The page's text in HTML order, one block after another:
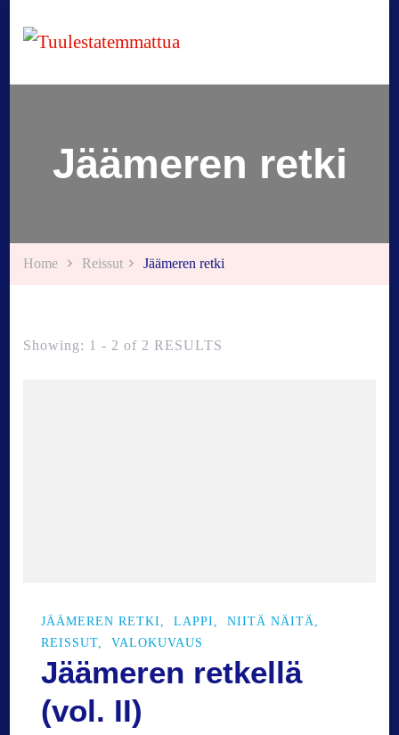
Tuulestatemmattua
Jäämeren retki
Home Reissut Jäämeren retki
Showing: 1 - 2 of 2 RESULTS
JÄÄMEREN RETKI LAPPI
NIITÄ NÄITÄ
REISSUT
VALOKUVAUS
Jäämeren retkellä
(vol. II)